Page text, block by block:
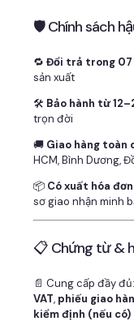
🛡 Chính sách
🔁 Đổi trả trong 07
sản xuất
🛠 Bảo hành từ
trọn đời
🚚 Giao hàng toàn
HCM, Bình Dương,
📦 Có xuất hóa đơn
sơ giao nhận minh
📋 Chứng từ &
📄 Cung cấp đầy đủ:
VAT, phiếu giao
kiểm định (nếu có)